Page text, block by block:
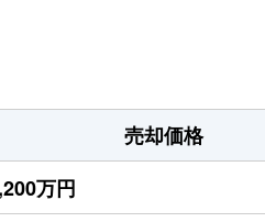
売却価格
万円